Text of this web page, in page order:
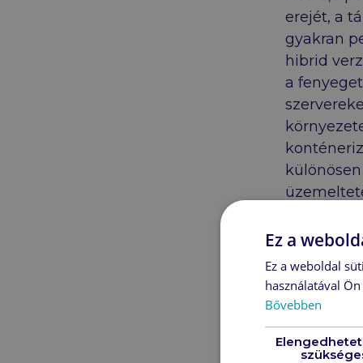
erejét, a
gyakran
hibrid
a
mellett az
MITRE
Ez a
Ez a weboldal
használatával
Bővebben